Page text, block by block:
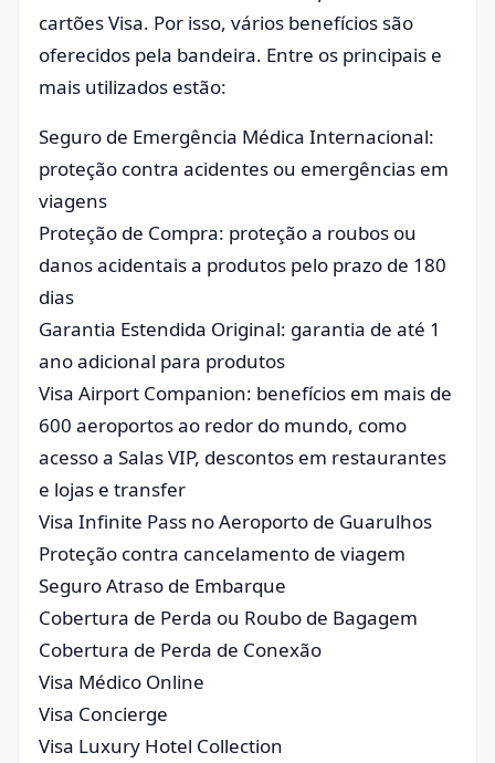
cartões Visa. Por isso, vários benefícios são
oferecidos pela bandeira. Entre os principais e
mais utilizados estão:
Seguro de Emergência Médica Internacional:
proteção contra acidentes ou emergências em
viagens
Proteção de Compra: proteção a roubos ou
danos acidentais a produtos pelo prazo de 180
dias
Garantia Estendida Original: garantia de até 1
ano adicional para produtos
Visa Airport Companion: benefícios em mais de
600 aeroportos ao redor do mundo, como
acesso a Salas VIP, descontos em restaurantes
e lojas e transfer
Visa Infinite Pass no Aeroporto de Guarulhos
Proteção contra cancelamento de viagem
Seguro Atraso de Embarque
Cobertura de Perda ou Roubo de Bagagem
Cobertura de Perda de Conexão
Visa Médico Online
Visa Concierge
Visa Luxury Hotel Collection